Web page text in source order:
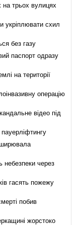
трьох вулицях
укріплювати схил
без газу
паспорт одразу
на території
операцію
відео під
небезпеки через
гасять пожежу
побив
жорстоко